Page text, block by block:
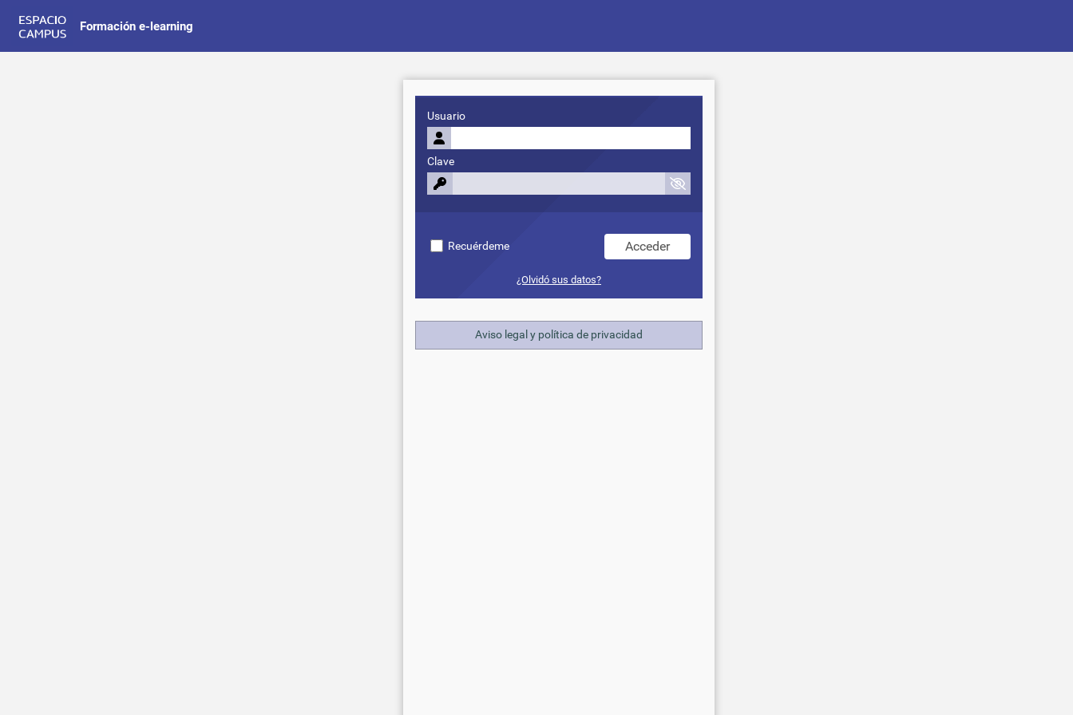
Formación e-learning
Usuario
Clave
Recuérdeme
¿Olvidó sus datos?
Aviso legal y política de privacidad